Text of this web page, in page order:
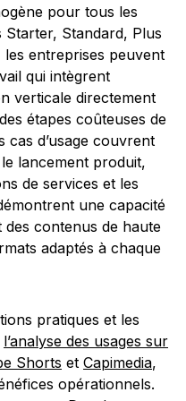
pour tous les
Standard, Plus
entreprises peuvent
qui intègrent
verticale directement
étapes coûteuses de
cas d’usage couvrent
lancement produit,
de services et les
une capacité
contenus de haute
adaptés à chaque
pratiques et les
l’analyse des usages sur
Shorts et Capimedia,
opérationnels.